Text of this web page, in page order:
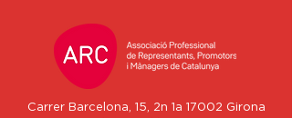
Carrer Barcelona, 15, 2n 1a 17002 Girona